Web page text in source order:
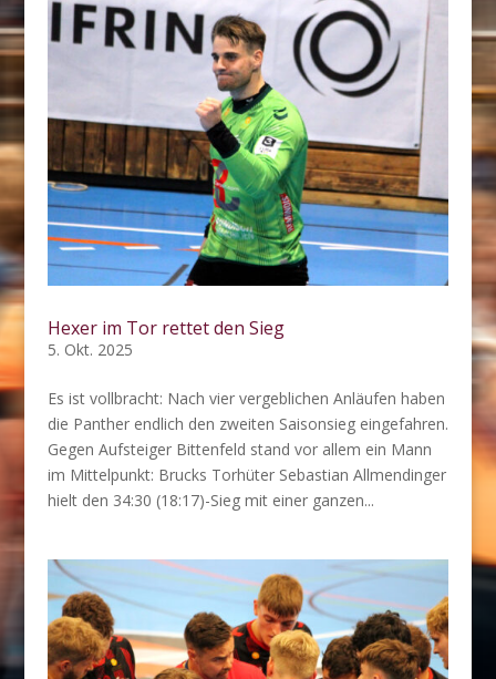
Hexer im Tor rettet den Sieg
5. Okt. 2025
Es ist vollbracht: Nach vier vergeblichen Anläufen haben
die Panther endlich den zweiten Saisonsieg eingefahren.
Gegen Aufsteiger Bittenfeld stand vor allem ein Mann
im Mittelpunkt: Brucks Torhüter Sebastian Allmendinger
hielt den 34:30 (18:17)-Sieg mit einer ganzen...